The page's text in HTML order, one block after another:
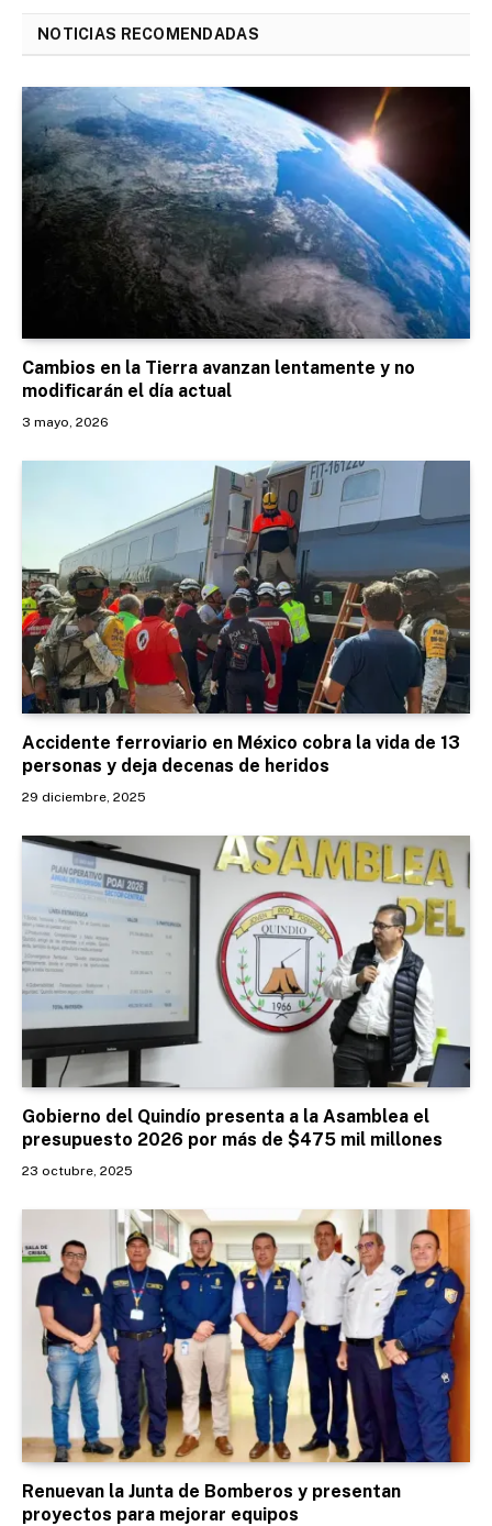
NOTICIAS RECOMENDADAS
Cambios en la Tierra avanzan lentamente y no
modificarán el día actual
3 mayo, 2026
Accidente ferroviario en México cobra la vida de 13
personas y deja decenas de heridos
29 diciembre, 2025
Gobierno del Quindío presenta a la Asamblea el
presupuesto 2026 por más de $475 mil millones
23 octubre, 2025
Renuevan la Junta de Bomberos y presentan
proyectos para mejorar equipos